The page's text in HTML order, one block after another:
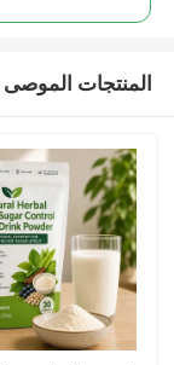
المنتجات الموصى